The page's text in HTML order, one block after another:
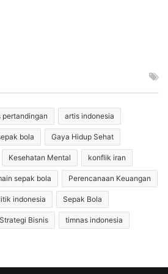
pertandingan artis indonesia
bola Gaya Hidup Sehat
Kesehatan Mental konflik iran
sepak bola Perencanaan Keuangan
indonesia Sepak Bola
Strategi Bisnis timnas indonesia